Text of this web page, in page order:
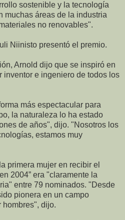
sostenible y la tecnología
muchas áreas de la industria
no renovables".
Niinisto presentó el premio.
Arnold dijo que se inspiró en
inventor e ingeniero de todos los
más espectacular para
la naturaleza lo ha estado
de años", dijo. "Nosotros los
estamos muy
primera mujer en recibir el
2004” era "claramente la
entre 79 nominados. "Desde
pionera en un campo
hombres", dijo.